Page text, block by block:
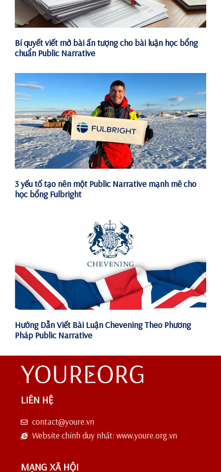
Bí quyết viết mở bài ấn tượng cho bài luận học bổng
chuẩn Public Narrative
3 yếu tố tạo nên một Public Narrative mạnh mẽ cho
học bổng Fulbright
Hướng Dẫn Viết Bài Luận Chevening Theo Phương
Pháp Public Narrative
LIÊN HỆ
contact@youre.vn
Website chính duy nhất: www.youre.org.vn
MẠNG XÃ HỘI